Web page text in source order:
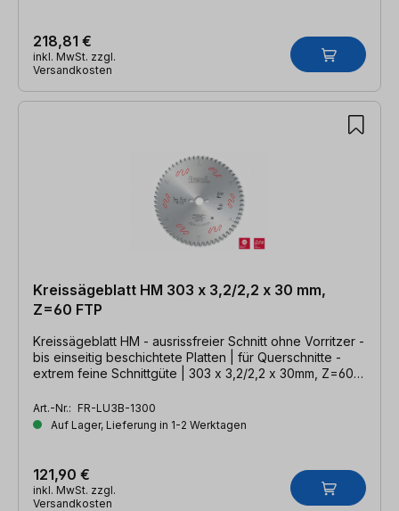
218,81 €
inkl. MwSt. zzgl.
Versandkosten
Kreissägeblatt HM 303 x 3,2/2,2 x 30 mm,
Z=60 FTP
Kreissägeblatt HM - ausrissfreier Schnitt ohne Vorritzer -
bis einseitig beschichtete Platten | für Querschnitte -
extrem feine Schnittgüte | 303 x 3,2/2,2 x 30mm, Z=60
Art.-Nr.: FR-LU3B-1300
Auf Lager, Lieferung in 1-2 Werktagen
121,90 €
inkl. MwSt. zzgl.
Versandkosten